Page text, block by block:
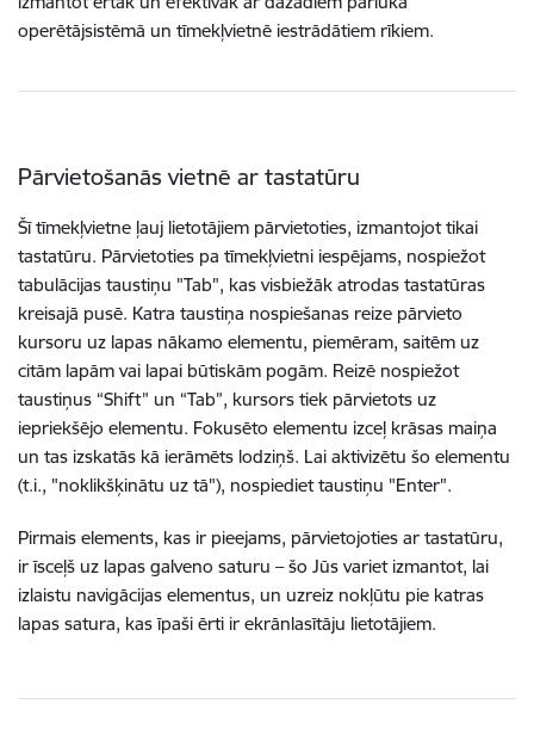
operētājsistēmā un tīmekļvietnē iestrādātiem rīkiem.
Pārvietošanās vietnē ar tastatūru
Šī tīmekļvietne ļauj lietotājiem pārvietoties, izmantojot tikai
tastatūru. Pārvietoties pa tīmekļvietni iespējams, nospiežot
tabulācijas taustiņu "Tab", kas visbiežāk atrodas tastatūras
kreisajā pusē. Katra taustiņa nospiešanas reize pārvieto
kursoru uz lapas nākamo elementu, piemēram, saitēm uz
citām lapām vai lapai būtiskām pogām. Reizē nospiežot
taustiņus “Shift” un “Tab”, kursors tiek pārvietots uz
iepriekšējo elementu. Fokusēto elementu izceļ krāsas maiņa
un tas izskatās kā ierāmēts lodziņš. Lai aktivizētu šo elementu
(t.i., "noklikšķinātu uz tā"), nospiediet taustiņu "Enter".
Pirmais elements, kas ir pieejams, pārvietojoties ar tastatūru,
ir īsceļš uz lapas galveno saturu – šo Jūs variet izmantot, lai
izlaistu navigācijas elementus, un uzreiz nokļūtu pie katras
lapas satura, kas īpaši ērti ir ekrānlasītāju lietotājiem.